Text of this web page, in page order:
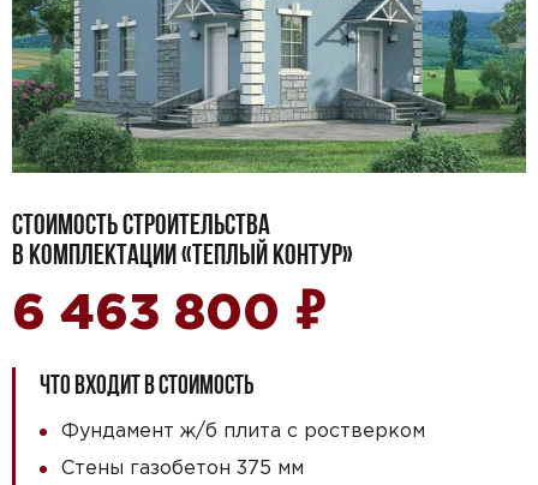
СТОИМОСТЬ СТРОИТЕЛЬСТВА
В КОМПЛЕКТАЦИИ «ТЕПЛЫЙ КОНТУР»
6 463 800 ₽
ЧТО ВХОДИТ В СТОИМОСТЬ
Фундамент ж/б плита с ростверком
Стены газобетон 375 мм